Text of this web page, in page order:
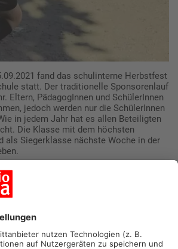
fand das schulinterne Herbstfest
statt. Der traditionelle Sponsorenlauf
Eltern, PädagogInnen und SchülerInnen
jedoch werden nur die SchülerInnen
in jedem Jahr hat es allen Beteiligten
Die Klasse mit dem höchsten
als Siegerklasse nächste Woche in der
die Schulfamilie entspannt im
und Ruhepause einlegen. Frau
hat einen kurzen Vortrag über die
e.V. umgesetzt wird. Carolin
erläuterte der Schulfamilie die
Umsetzung.